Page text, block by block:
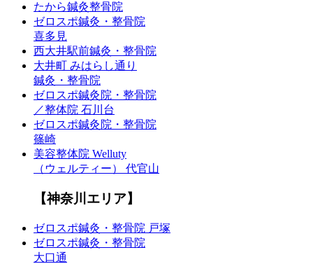
たから鍼灸整骨院
ゼロスポ鍼灸・整骨院
喜多見
西大井駅前鍼灸・整骨院
大井町 みはらし通り
鍼灸・整骨院
ゼロスポ鍼灸院・整骨院
／整体院 石川台
ゼロスポ鍼灸院・整骨院
篠崎
美容整体院 Welluty
（ウェルティー） 代官山
【神奈川エリア】
ゼロスポ鍼灸・整骨院 戸塚
ゼロスポ鍼灸・整骨院
大口通